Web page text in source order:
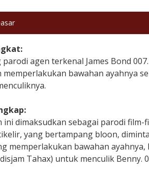
parodi agen terkenal James Bond
memperlakukan bawahan ayahnya
ini dimaksudkan sebagai parodi
yang bertampang bloon,
memperlakukan bawahan
Tahax) untuk menculik